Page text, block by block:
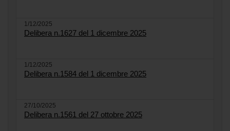
1/12/2025
Delibera n.1627 del 1 dicembre 2025
1/12/2025
Delibera n.1584 del 1 dicembre 2025
27/10/2025
Delibera n.1561 del 27 ottobre 2025